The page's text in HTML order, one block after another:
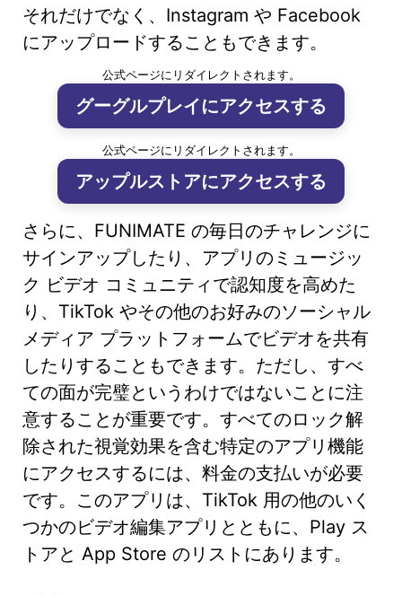
それだけでなく、Instagram や Facebook
にアップロードすることもできます。
公式ページにリダイレクトされます。
グーグルプレイにアクセスする
公式ページにリダイレクトされます。
アップルストアにアクセスする
さらに、FUNIMATE の毎日のチャレンジに
サインアップしたり、アプリのミュージッ
ク ビデオ コミュニティで認知度を高めた
り、TikTok やその他のお好みのソーシャル
メディア プラットフォームでビデオを共有
したりすることもできます。ただし、すべ
ての面が完璧というわけではないことに注
意することが重要です。すべてのロック解
除された視覚効果を含む特定のアプリ機能
にアクセスするには、料金の支払いが必要
です。このアプリは、TikTok 用の他のいく
つかのビデオ編集アプリとともに、Play ス
トアと App Store のリストにあります。